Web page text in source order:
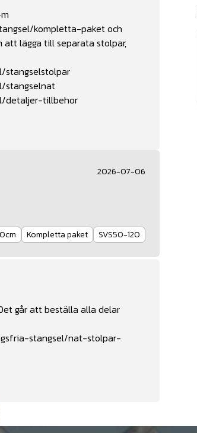
kompletta-paketoch
att lägga till separata stolpar,
stangselstolpar
stangselnat
detaljer-tillbehor
2026-07-06
Kompletta paket SVS50-120
går att beställa alla delar
stangsel/nat-stolpar-